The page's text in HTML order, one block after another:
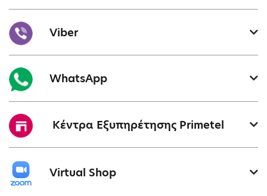
Viber
WhatsApp
Κέντρα Εξυπηρέτησης Primetel
Virtual Shop